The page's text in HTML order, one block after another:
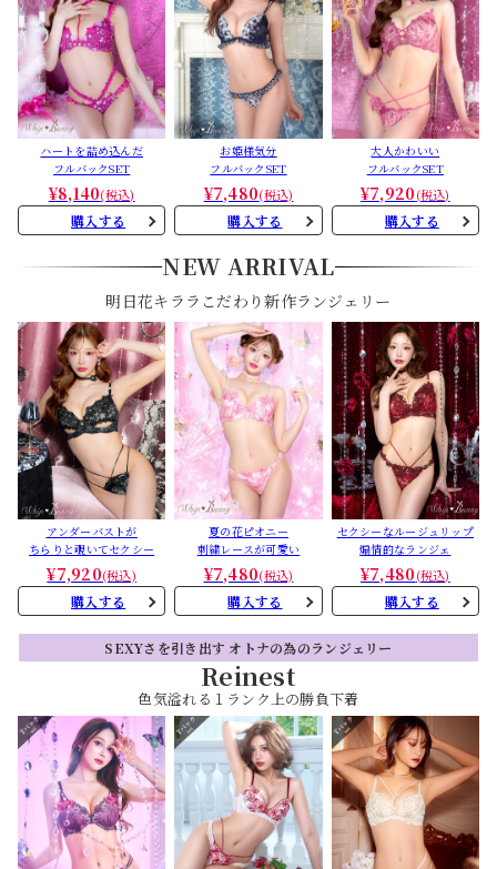
ハートを詰め込んだ
フルバックSET
¥8,140(税込)
購入する
お姫様気分
フルバックSET
¥7,480(税込)
購入する
大人かわいい
フルバックSET
¥7,920(税込)
購入する
NEW ARRIVAL
明日花キララこだわり新作ランジェリー
アンダーバストが
ちらりと覗いてセクシー
¥7,920(税込)
購入する
夏の花ピオニー
刺繍レースが可愛い
¥7,480(税込)
購入する
セクシーなルージュリップ
煽情的なランジェ
¥7,480(税込)
購入する
SEXYさを引き出す オトナの為のランジェリー
Reinest
色気溢れる１ランク上の勝負下着